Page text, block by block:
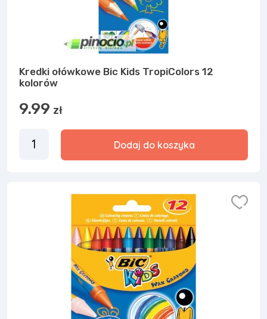
Kredki ołówkowe Bic Kids TropiColors 12
kolorów
9.99 zł
Dodaj do koszyka